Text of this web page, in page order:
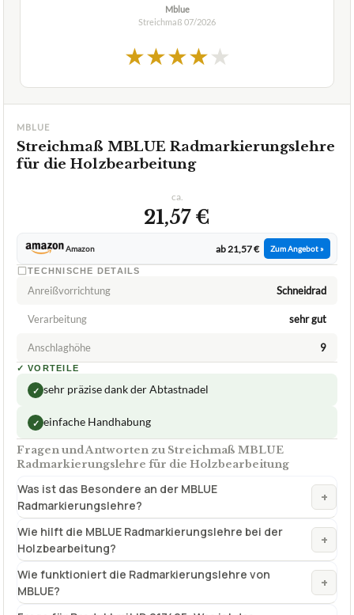
Mblue
Streichmaß 07/2026
★★★★★
MBLUE
Streichmaß MBLUE Radmarkierungslehre
für die Holzbearbeitung
ca.
21,57 €
Amazon ab 21,57 € Zum Angebot »
TECHNISCHE DETAILS
Anreißvorrichtung Schneidrad
Verarbeitung sehr gut
Anschlaghöhe 9
✓ VORTEILE
✓ sehr präzise dank der Abtastnadel
✓ einfache Handhabung
Fragen und Antworten zu Streichmaß MBLUE
Radmarkierungslehre für die Holzbearbeitung
Was ist das Besondere an der MBLUE
Radmarkierungslehre?
+
Wie hilft die MBLUE Radmarkierungslehre bei der
Holzbearbeitung?
+
Wie funktioniert die Radmarkierungslehre von
MBLUE?
+